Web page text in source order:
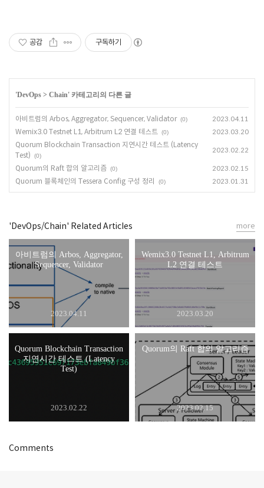
공감 구독하기
'DevOps > Chain' 카테고리의 다른 글
아비트럼의 Arbos, Aggregator, Sequencer, Validator (0) 2023.04.11
Wemix3.0 Testnet L1, Arbitrum L2 연결 테스트 (0) 2023.03.20
Quorum Blockchain Transaction 지연시간 테스트 (Latency
Test)
(0)
2023.02.22
Quorum의 Raft 합의 알고리즘 (0) 2023.02.15
Quorum 블록체인의 Tessera Config 구성 정리 (0) 2023.01.31
'DevOps/Chain' Related Articles
아비트럼의 Arbos, Aggregator,
Sequencer, Validator
2023.04.11
Wemix3.0 Testnet L1, Arbitrum
L2 연결 테스트
2023.03.20
Quorum Blockchain Transaction
지연시간 테스트 (Latency
Test)
2023.02.22
Quorum의 Raft 합의 알고리즘
2023.02.15
more
Comments